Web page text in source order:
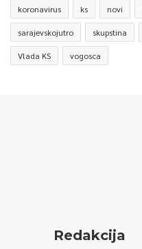
koronavirus ks novi
sarajevskojutro skupstina
Vlada KS vogosca
Redakcija